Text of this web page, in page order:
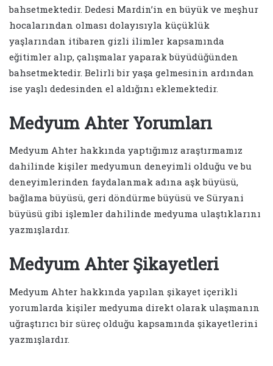
bahsetmektedir. Dedesi Mardin’in en büyük ve meşhur
hocalarından olması dolayısıyla küçüklük
yaşlarından itibaren gizli ilimler kapsamında
eğitimler alıp, çalışmalar yaparak büyüdüğünden
bahsetmektedir. Belirli bir yaşa gelmesinin ardından
ise yaşlı dedesinden el aldığını eklemektedir.
Medyum Ahter Yorumları
Medyum Ahter hakkında yaptığımız araştırmamız
dahilinde kişiler medyumun deneyimli olduğu ve bu
deneyimlerinden faydalanmak adına aşk büyüsü,
bağlama büyüsü, geri döndürme büyüsü ve Süryani
büyüsü gibi işlemler dahilinde medyuma ulaştıklarını
yazmışlardır.
Medyum Ahter Şikayetleri
Medyum Ahter hakkında yapılan şikayet içerikli
yorumlarda kişiler medyuma direkt olarak ulaşmanın
uğraştırıcı bir süreç olduğu kapsamında şikayetlerini
yazmışlardır.